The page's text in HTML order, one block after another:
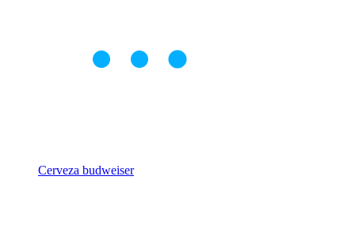
Cerveza budweiser